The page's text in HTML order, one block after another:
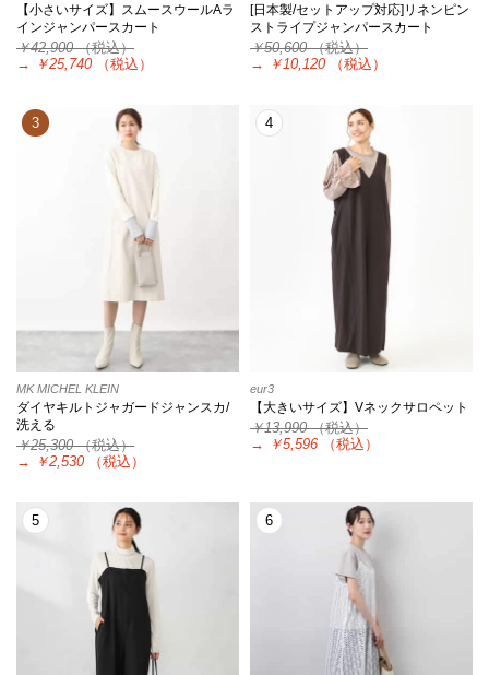
【小さいサイズ】スムースウールAラ
インジャンパースカート
￥42,900（税込）
→
￥25,740 （税込）
[日本製/セットアップ対応]リネンピン
ストライプジャンパースカート
￥50,600（税込）
→
￥10,120 （税込）
3
MK MICHEL KLEIN
ダイヤキルトジャガードジャンスカ/
洗える
￥25,300（税込）
→
￥2,530 （税込）
4
eur3
【大きいサイズ】Vネックサロペット
￥13,990（税込）
→
￥5,596 （税込）
5 6